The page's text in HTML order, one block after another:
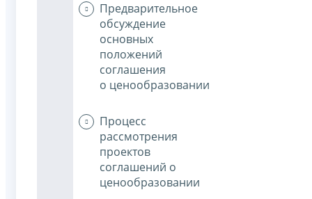
Предварительное
обсуждение
основных
положений
соглашения
о ценообразовании
Процесс
рассмотрения
проектов
соглашений о
ценообразовании